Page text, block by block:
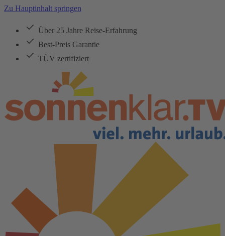
Zu Hauptinhalt springen
Über 25 Jahre Reise-Erfahrung
Best-Preis Garantie
TÜV zertifiziert